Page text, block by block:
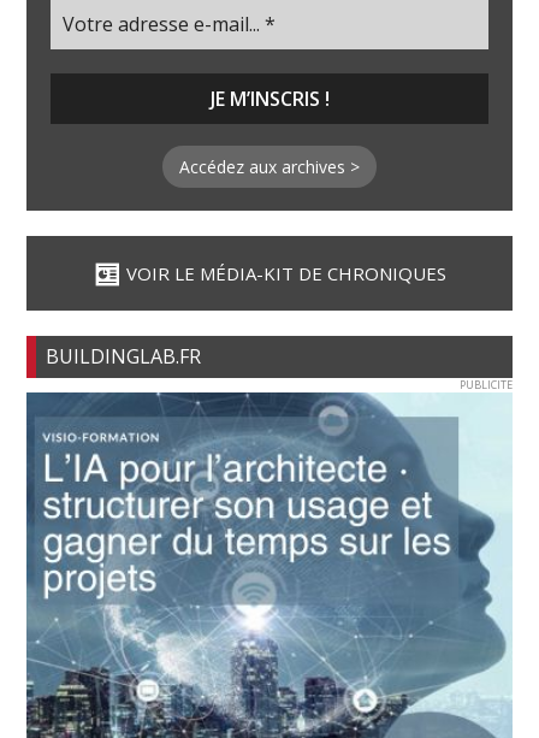
Accédez aux archives >
VOIR LE MÉDIA-KIT DE CHRONIQUES
BUILDINGLAB.FR
PUBLICITE